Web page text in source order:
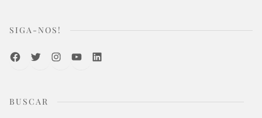
SIGA-NOS!
FacebookTwitterInstagramYoutubeLinkedIn
BUSCAR